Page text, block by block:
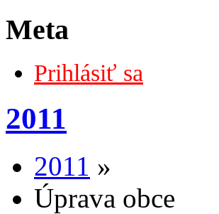
Meta
Prihlásiť sa
2011
2011 »
Úprava obce